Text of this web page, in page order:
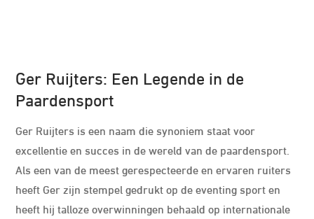
Ger Ruijters: Een Legende in de
Paardensport
Ger Ruijters is een naam die synoniem staat voor
excellentie en succes in de wereld van de paardensport.
Als een van de meest gerespecteerde en ervaren ruiters
heeft Ger zijn stempel gedrukt op de eventing sport en
heeft hij talloze overwinningen behaald op internationale